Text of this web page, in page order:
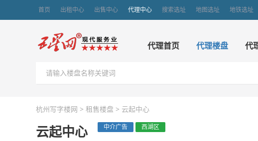
首页 出租中心 出售中心 代理中心 搜索选址 地图选址 地铁选址
代理首页 代理楼盘 代
杭州写字楼网 > 租售楼盘 > 云起中心
云起中心 中介广告 西湖区